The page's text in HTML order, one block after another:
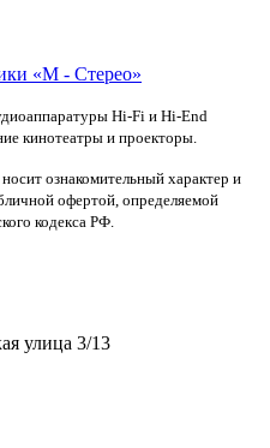
Hi-Fi и Hi-End
кинотеатры и проекторы.
ознакомительный характер и
офертой, определяемой
кодекса РФ.
улица 3/13